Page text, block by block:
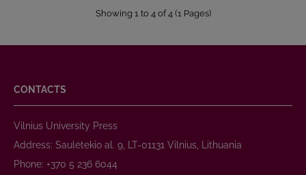
Showing 1 to 4 of 4 (1 Pages)
CONTACTS
Vilnius University Press
Address: Saulėtekio al. 9, LT-01131 Vilnius, Lithuania
Phone: +370 5 236 6044